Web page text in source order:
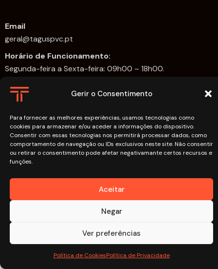
Gerir o Consentimento
Para fornecer as melhores experiências, usamos tecnologias como
cookies para armazenar e/ou aceder a informações do dispositivo.
Consentir com essas tecnologias nos permitirá processar dados, como
comportamento de navegação ou IDs exclusivos neste site. Não consentir
ou retirar o consentimento pode afetar negativamante certos recursos e
funções.
Aceitar
Negar
Ver preferências
Política de CookiesPolítica de Privacidade
Email
geral@taguspvc.pt
Horário de Funcionamento:
Segunda-feira a Sexta-feira: 09h00 – 18h00.
Links
Política de Cookies
Política de Privacidade
© 2026. Todos os direitos reservados.